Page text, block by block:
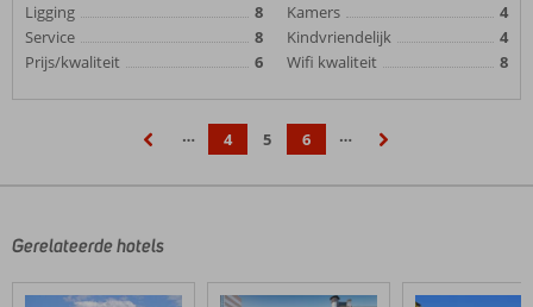
Ligging
8
Service
8
Prijs/kwaliteit
6
Kamers
4
Kindvriendelijk
4
Wifi kwaliteit
8
… 4 5 6
…
Gerelateerde hotels